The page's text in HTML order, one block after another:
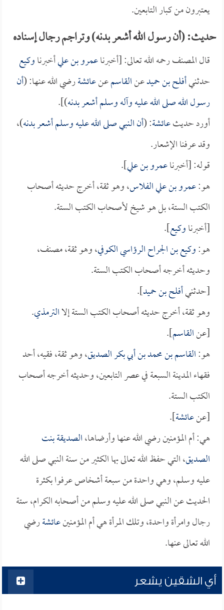
يعتبرون من كبار التابعين.
حديث: (أن رسول الله أشعر بدنه) وتراجم رجال إسناده
قال المصنف رحمه الله تعالى: [أخبرناعمرو بن عليأخبرناوكيع
حدثنيأفلح بن حميدعنالقاسمعنعائشةرضي الله عنها: (أن
رسول الله صلى الله عليه وآله وسلم أشعر بدنه)].
أورد حديثعائشة: (أن النبي صلى الله عليه وسلم أشعر بدنه)،
وقد عرفنا الإشعار.
قوله: [أخبرناعمرو بن علي].
هو:عمرو بن علي الفلاس، وهو ثقة، أخرج حديثه أصحاب
الكتب الستة، بل هو شيخ لأصحاب الكتب الستة.
[أخبرناوكيع].
هو:وكيع بن الجراح الرؤاسي الكوفي، وهو ثقة، مصنف،
وحديثه أخرجه أصحاب الكتب الستة.
[حدثنيأفلح بن حميد].
وهو ثقة، أخرج حديثه أصحاب الكتب الستة إلاالترمذي.
[عنالقاسم].
هو:القاسم بن محمد بن أبي بكر الصديق، وهو ثقة، فقيه، أحد
فقهاء المدينة السبعة في عصر التابعين، وحديثه أخرجه أصحاب
الكتب الستة.
[عنعائشة].
هي: أم المؤمنين رضي الله عنها وأرضاها،الصديقة بنت
الصديق، التي حفظ الله تعالى بها الكثير من سنة النبي صلى الله
عليه وسلم، وهي واحدة من سبعة أشخاص عرفوا بكثرة
الحديث عن النبي صلى الله عليه وسلم من أصحابه الكرام، ستة
رجال وامرأة واحدة، وتلك المرأة هي أم المؤمنينعائشةرضي
الله تعالى عنها.
أي الشقين يشعر